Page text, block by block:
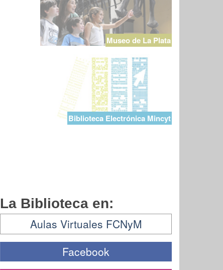
Museo de La Plata
Biblioteca Electrónica Mincyt
La Biblioteca en:
Aulas Virtuales FCNyM
Facebook